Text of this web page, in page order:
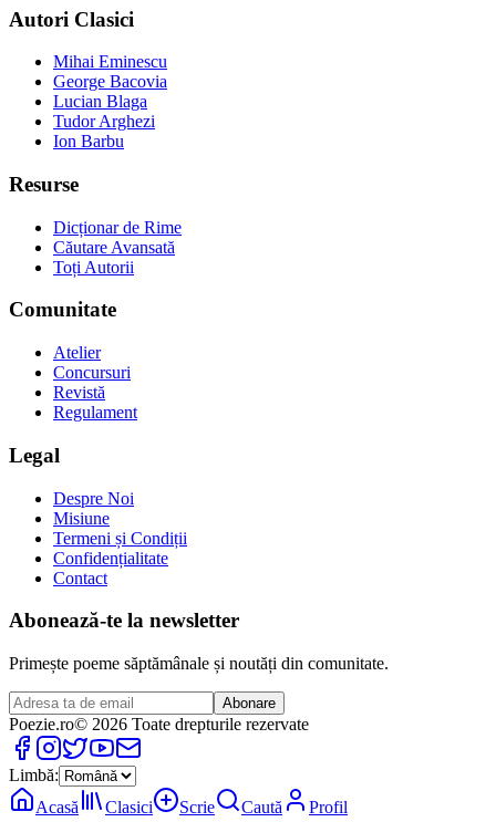
Autori Clasici
Mihai Eminescu
George Bacovia
Lucian Blaga
Tudor Arghezi
Ion Barbu
Resurse
Dicționar de Rime
Căutare Avansată
Toți Autorii
Comunitate
Atelier
Concursuri
Revistă
Regulament
Legal
Despre Noi
Misiune
Termeni și Condiții
Confidențialitate
Contact
Abonează-te la newsletter
Primește poeme săptămânale și noutăți din comunitate.
Abonare
Poezie.ro© 2026 Toate drepturile rezervate
Limbă:
Acasă
Clasici Scrie Caută Profil